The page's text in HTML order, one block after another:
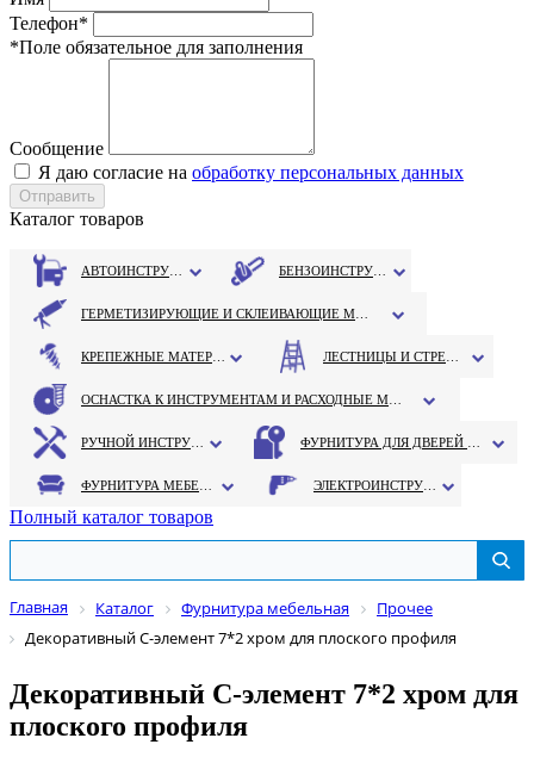
Телефон*
*Поле обязательное для заполнения
Сообщение
Я даю согласие на обработку персональных данных
Каталог товаров
Полный каталог товаров
Главная Каталог Фурнитура мебельная
Прочее
Декоративный С-элемент 7*2 хром для плоского профиля
Декоративный С-элемент 7*2 хром для
плоского профиля